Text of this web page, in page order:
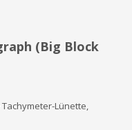
(Big Block
Lünette,